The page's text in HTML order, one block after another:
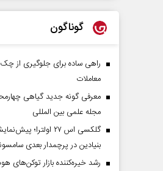
گوناگون
راهی ساده برای جلوگیری از
معاملات
معرفی گونه جدید گیاهی
مجله علمی بین المللی
گلکسی اس ۲۷ اولترا؛
بنیادین در پرچمدار بعدی
رشد خیره‌کننده بازار